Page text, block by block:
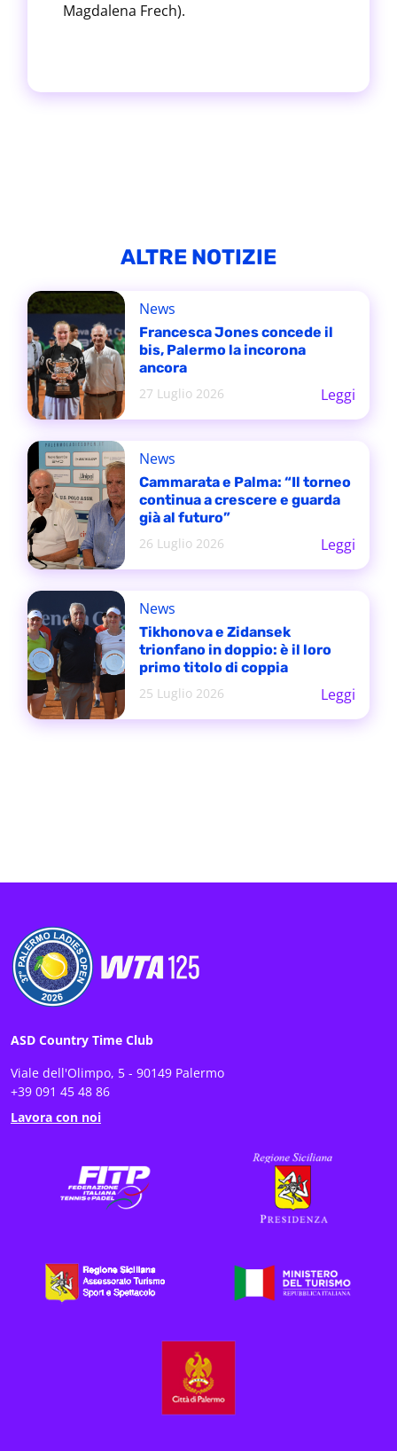
Magdalena Frech).
ALTRE NOTIZIE
News
Francesca Jones concede il
bis, Palermo la incorona
ancora
27 Luglio 2026
Leggi
News
Cammarata e Palma: “Il torneo
continua a crescere e guarda
già al futuro”
26 Luglio 2026
Leggi
News
Tikhonova e Zidansek
trionfano in doppio: è il loro
primo titolo di coppia
25 Luglio 2026
Leggi
ASD Country Time Club
Viale dell'Olimpo, 5 - 90149 Palermo
+39 091 45 48 86
Lavora con noi